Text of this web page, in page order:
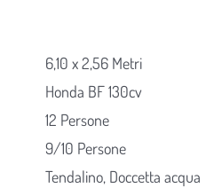
6,10 x 2,56 Metri
Honda BF 130cv
12 Persone
9/10 Persone
Tendalino, Doccetta acqua